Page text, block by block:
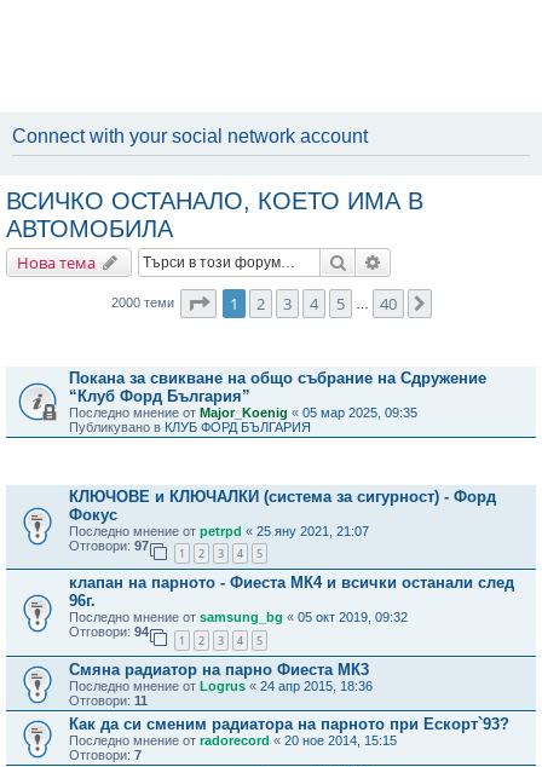
Connect with your social network account
ВСИЧКО ОСТАНАЛО, КОЕТО ИМА В
АВТОМОБИЛА
Нова тема Търсене
2000 теми Страница1 от
1 2 3 4 5 40
Покана за свикване на общо събрание на Сдружение
“Клуб Форд България”
Последно мнение от Major_Koenig « 05 мар 2025, 09:35
Публикувано в КЛУБ ФОРД БЪЛГАРИЯ
КЛЮЧОВЕ и КЛЮЧАЛКИ (система за сигурност) - Форд
Фокус
Последно мнение от petrpd « 25 яну 2021, 21:07
Отговори: 97
1 2 3 4 5
клапан на парното - Фиеста МК4 и всички останали след
96г.
Последно мнение от samsung_bg « 05 окт 2019, 09:32
Отговори: 94
1 2 3 4 5
Смяна радиатор на парно Фиеста МК3
Последно мнение от Logrus « 24 апр 2015, 18:36
Отговори: 11
Как да си сменим радиатора на парното при Ескорт`93?
Последно мнение от radorecord « 20 ное 2014, 15:15
Отговори: 7